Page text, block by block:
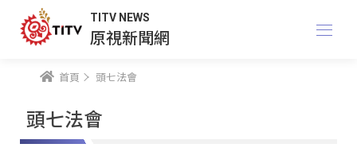
TITV NEWS
原視新聞網
首頁 頭七法會
頭七法會